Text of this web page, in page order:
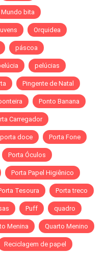
Mundo bita
Orquidea
páscoa
pelúcias
Pingente de Natal
Ponto Banana
Carregador
porta doce Porta Fone
Porta Óculos
Porta Papel Higiênico
Tesoura Porta treco
Puff quadro
Menina Quarto Menino
Reciclagem de papel